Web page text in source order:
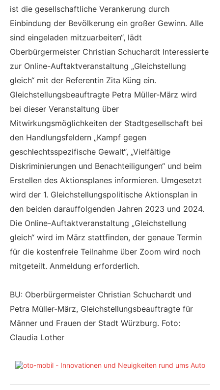
ist die gesellschaftliche Verankerung durch
Einbindung der Bevölkerung ein großer Gewinn. Alle
sind eingeladen mitzuarbeiten“, lädt
Oberbürgermeister Christian Schuchardt Interessierte
zur Online-Auftaktveranstaltung „Gleichstellung
gleich“ mit der Referentin Zita Küng ein.
Gleichstellungsbeauftragte Petra Müller-März wird
bei dieser Veranstaltung über
Mitwirkungsmöglichkeiten der Stadtgesellschaft bei
den Handlungsfeldern „Kampf gegen
geschlechtsspezifische Gewalt“, „Vielfältige
Diskriminierungen und Benachteiligungen“ und beim
Erstellen des Aktionsplanes informieren. Umgesetzt
wird der 1. Gleichstellungspolitische Aktionsplan in
den beiden darauffolgenden Jahren 2023 und 2024.
Die Online-Auftaktveranstaltung „Gleichstellung
gleich“ wird im März stattfinden, der genaue Termin
für die kostenfreie Teilnahme über Zoom wird noch
mitgeteilt. Anmeldung erforderlich.
BU: Oberbürgermeister Christian Schuchardt und
Petra Müller-März, Gleichstellungsbeauftragte für
Männer und Frauen der Stadt Würzburg. Foto:
Claudia Lother